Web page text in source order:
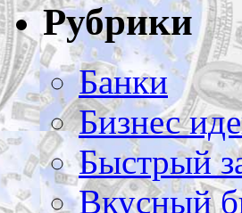
Рубрики
Банки
Бизнес
Быстрый
Вкусный